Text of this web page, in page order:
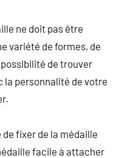
ne doit pas être
variété de formes, de
de trouver
la personnalité de votre
fixer de la médaille
facile à attacher